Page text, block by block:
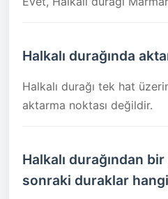
Halkalı durağında
Halkalı durağı tek hat
aktarma noktası değildir.
Halkalı durağından
sonraki duraklar